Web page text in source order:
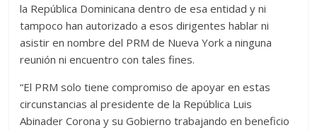
la República Dominicana dentro de esa entidad y ni
tampoco han autorizado a esos dirigentes hablar ni
asistir en nombre del PRM de Nueva York a ninguna
reunión ni encuentro con tales fines.
“El PRM solo tiene compromiso de apoyar en estas
circunstancias al presidente de la República Luis
Abinader Corona y su Gobierno trabajando en beneficio